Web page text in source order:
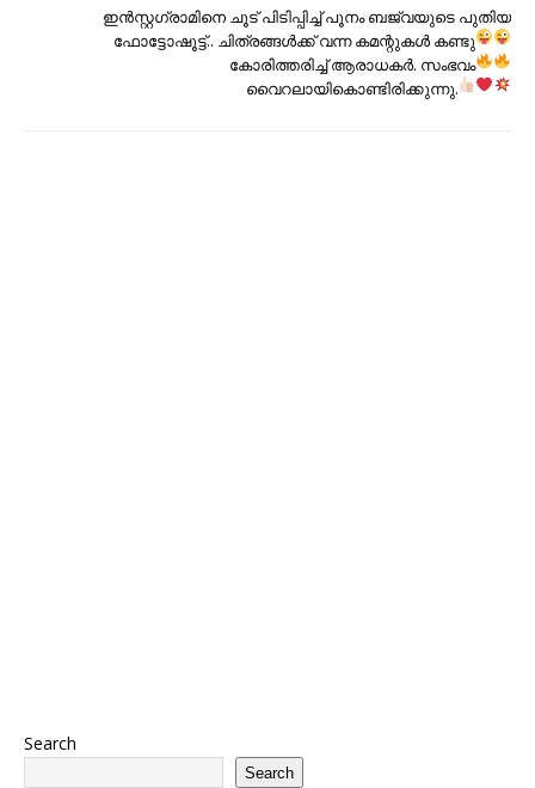
ഇൻസ്റ്റഗ്രാമിനെ ചൂട് പിടിപ്പിച്ച് പൂനം ബജ്‌വയുടെ പുതിയ
ഫോട്ടോഷൂട്ട്.. ചിത്രങ്ങൾക്ക് വന്ന കമന്റുകള്‍ കണ്ടു
കോരിത്തരിച്ച് ആരാധകര്‍. സംഭവം
വൈറലായികൊണ്ടിരിക്കുന്നു.
Search
Search